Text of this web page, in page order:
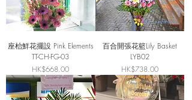
座枱鮮花擺設 Pink Elements
TT-CH-FG-03
價格
HK$668.00
百合開張花籃Lily Basket
LYB02
價格
HK$738.00